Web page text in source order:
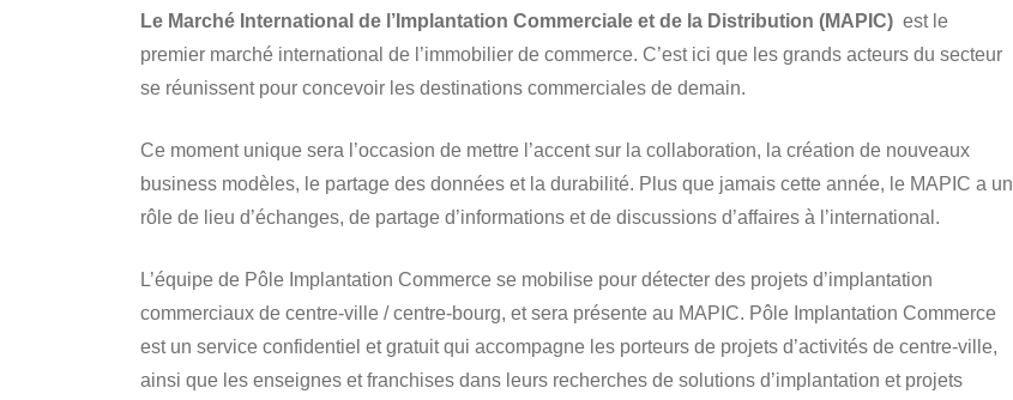
Le Marché International de l’Implantation Commerciale et de la Distribution (MAPIC) est le
premier marché international de l’immobilier de commerce. C’est ici que les grands acteurs du secteur
se réunissent pour concevoir les destinations commerciales de demain.
Ce moment unique sera l’occasion de mettre l’accent sur la collaboration, la création de nouveaux
business modèles, le partage des données et la durabilité. Plus que jamais cette année, le MAPIC a un
rôle de lieu d’échanges, de partage d’informations et de discussions d’affaires à l’international.
L’équipe de Pôle Implantation Commerce se mobilise pour détecter des projets d’implantation
commerciaux de centre-ville / centre-bourg, et sera présente au MAPIC. Pôle Implantation Commerce
est un service confidentiel et gratuit qui accompagne les porteurs de projets d’activités de centre-ville,
ainsi que les enseignes et franchises dans leurs recherches de solutions d’implantation et projets